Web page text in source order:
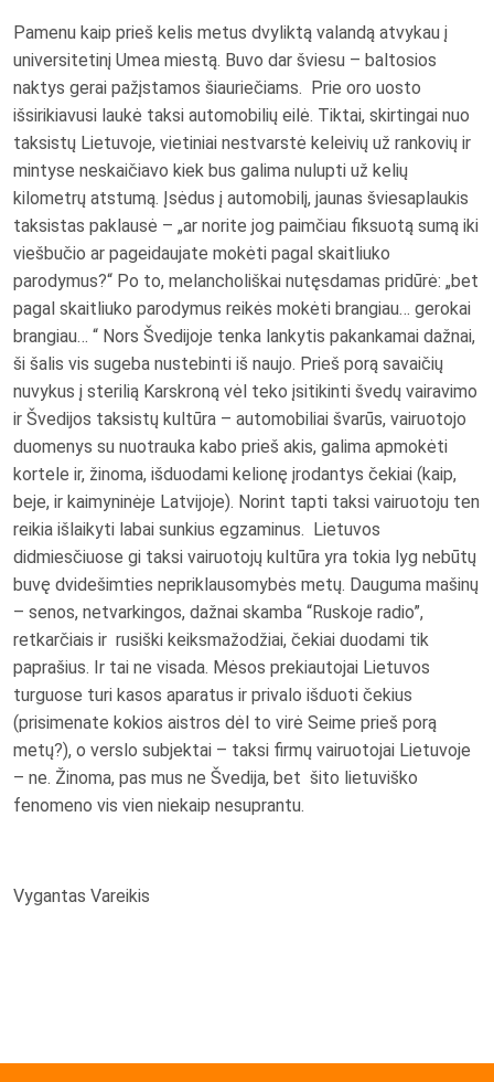
Pamenu kaip prieš kelis metus dvyliktą valandą atvykau į
universitetinį Umea miestą. Buvo dar šviesu – baltosios
naktys gerai pažįstamos šiauriečiams. Prie oro uosto
išsirikiavusi laukė taksi automobilių eilė. Tiktai, skirtingai nuo
taksistų Lietuvoje, vietiniai nestvarstė keleivių už rankovių ir
mintyse neskaičiavo kiek bus galima nulupti už kelių
kilometrų atstumą. Įsėdus į automobilį, jaunas šviesaplaukis
taksistas paklausė – „ar norite jog paimčiau fiksuotą sumą iki
viešbučio ar pageidaujate mokėti pagal skaitliuko
parodymus?“ Po to, melancholiškai nutęsdamas pridūrė: „bet
pagal skaitliuko parodymus reikės mokėti brangiau… gerokai
brangiau… “ Nors Švedijoje tenka lankytis pakankamai dažnai,
ši šalis vis sugeba nustebinti iš naujo. Prieš porą savaičių
nuvykus į sterilią Karskroną vėl teko įsitikinti švedų vairavimo
ir Švedijos taksistų kultūra – automobiliai švarūs, vairuotojo
duomenys su nuotrauka kabo prieš akis, galima apmokėti
kortele ir, žinoma, išduodami kelionę įrodantys čekiai (kaip,
beje, ir kaimyninėje Latvijoje). Norint tapti taksi vairuotoju ten
reikia išlaikyti labai sunkius egzaminus. Lietuvos
didmiesčiuose gi taksi vairuotojų kultūra yra tokia lyg nebūtų
buvę dvidešimties nepriklausomybės metų. Dauguma mašinų
– senos, netvarkingos, dažnai skamba “Ruskoje radio”,
retkarčiais ir rusiški keiksmažodžiai, čekiai duodami tik
paprašius. Ir tai ne visada. Mėsos prekiautojai Lietuvos
turguose turi kasos aparatus ir privalo išduoti čekius
(prisimenate kokios aistros dėl to virė Seime prieš porą
metų?), o verslo subjektai – taksi firmų vairuotojai Lietuvoje
– ne. Žinoma, pas mus ne Švedija, bet šito lietuviško
fenomeno vis vien niekaip nesuprantu.
Vygantas Vareikis